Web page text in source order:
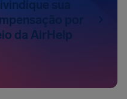
sua
por
da AirHelp